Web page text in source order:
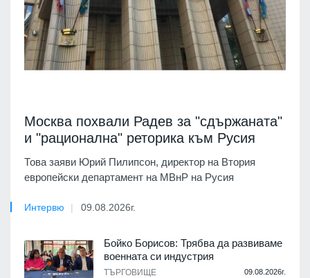
Москва похвали Радев за "сдържаната"
и "рационална" реторика към Русия
Това заяви Юрий Пилипсон, директор на Втория
европейски департамент на МВнР на Русия
Интервю 09.08.2026г.
Бойко Борисов: Трябва да развиваме
военната си индустрия
ТЪРГОВИЩЕ 09.08.2026г.